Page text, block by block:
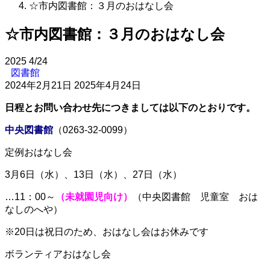
☆市内図書館：３月のおはなし会
☆市内図書館：３月のおはなし会
2025 4/24
図書館
2024年2月21日 2025年4月24日
日程とお問い合わせ先につきましては以下のとおりです。
中央図書館 （0263-32-0099）
定例おはなし会
3月6日（水）、13日（水） 、27日（水）
…11：00～ （未就園児向け）
（中央図書館 児童室 おは
なしのへや）
※20日は祝日のため、おはなし会はお休みです
ボランティアおはなし会